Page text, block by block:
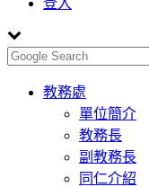
Toggle
navigation
教務處
單位簡介
教務長
副教務長
同仁介紹